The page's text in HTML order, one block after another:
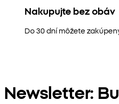
Nakupujte bez obáv
Do 30 dní môžete
Newsletter: